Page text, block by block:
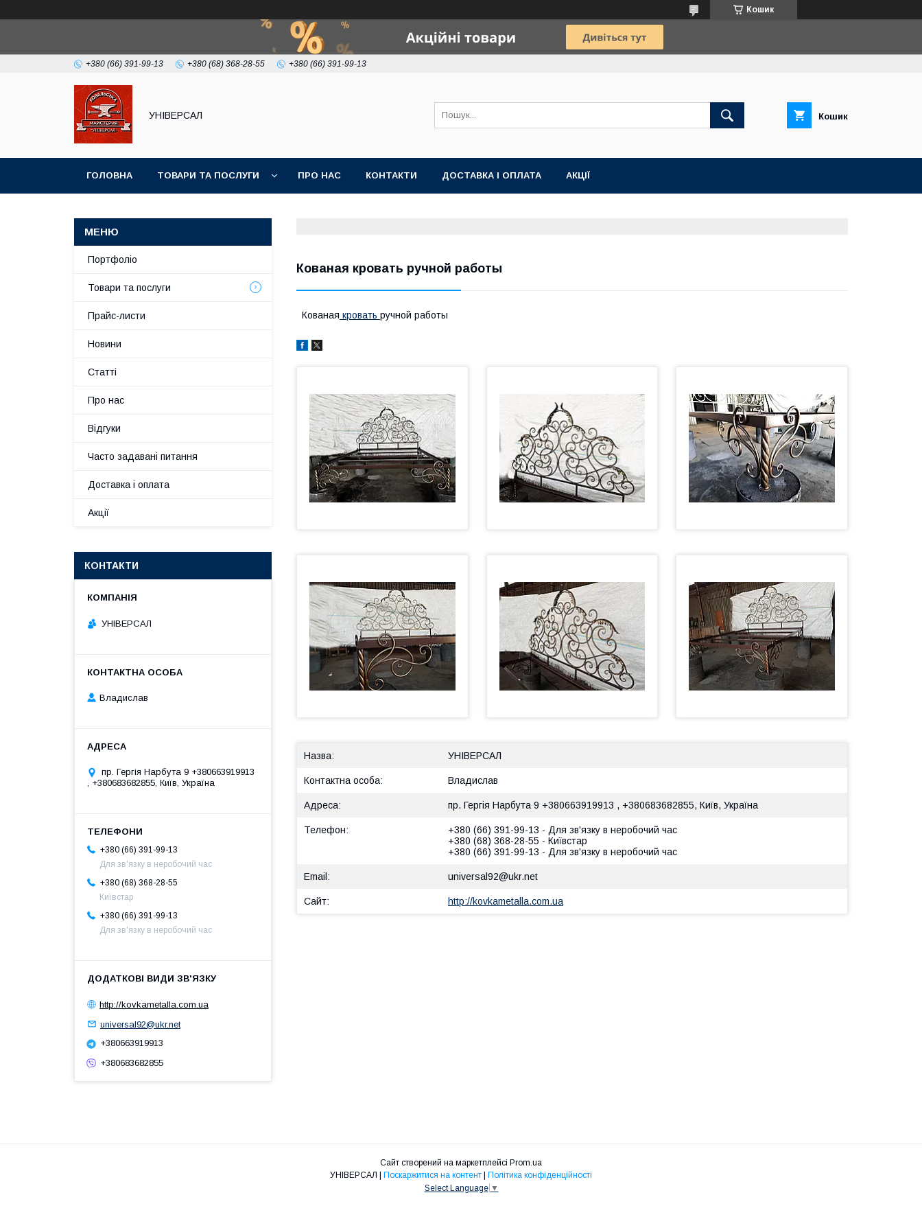
Кошик
+380 (66) 391-99-13 +380 (68) 368-28-55 +380 (66) 391-99-13
УНІВЕРСАЛ Кошик
ГОЛОВНА ТОВАРИ ТА ПОСЛУГИ ПРО НАС КОНТАКТИ ДОСТАВКА І ОПЛАТА АКЦІЇ
Кованая кровать ручной работы
Кованая кровать ручной работы
УНІВЕРСАЛ
Владислав
пр. Гергія Нарбута 9 +380663919913 , +380683682855, Київ, Україна
+380 (66) 391-99-13
Для зв'язку в неробочий час
+380 (68) 368-28-55
Київстар
+380 (66) 391-99-13
Для зв'язку в неробочий час
universal92@ukr.net
http://kovkametalla.com.ua
Портфоліо
Товари та послуги
Прайс-листи
Новини
Статті
Про нас
Відгуки
Часто задавані питання
Доставка і оплата
Акції
КОНТАКТИ
УНІВЕРСАЛ
Владислав
пр. Гергія Нарбута 9 +380663919913
, +380683682855, Київ, Україна
+380 (66) 391-99-13
Для зв'язку в неробочий час
+380 (68) 368-28-55
Київстар
+380 (66) 391-99-13
Для зв'язку в неробочий час
http://kovkametalla.com.ua
universal92@ukr.net
+380663919913
+380683682855
Сайт створений на маркетплейсі Prom.ua
Поскаржитися на контент
Політика конфіденційності
Select Language ▼